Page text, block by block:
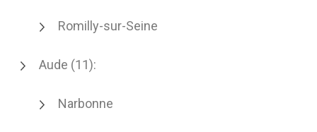
Romilly-sur-Seine
Aude (11):
Narbonne